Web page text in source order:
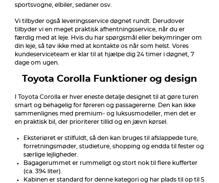
sportsvogne, elbiler, sedaner osv.
Vi tilbyder også leveringsservice døgnet rundt. Derudover
tilbyder vi en meget praktisk afhentningsservice, når du er
færdig med at leje. Hvis du har spørgsmål eller bekymringer om
din leje, så tøv ikke med at kontakte os når som helst. Vores
kundeserviceteam er klar til at hjælpe dig 24 timer i døgnet, 7
dage om ugen.
Toyota Corolla Funktioner og design
I Toyota Corolla er hver eneste detalje designet til at gøre turen
smart og behagelig for føreren og passagererne. Den kan ikke
sammenlignes med premium- og luksusmodeller, men det er
en praktisk bil, der prioriterer tillid og en jævn kørsel.
Eksteriøret er stilfuldt, så den kan bruges til afslappede ture,
forretningsmøder, studieture, shopping og endda til fester og
særlige lejligheder.
Bagagerummet er rummeligt og stort nok til flere kufferter
(ca. 394 liter).
Kabinen er standard for denne kategori og har plads til op til 5